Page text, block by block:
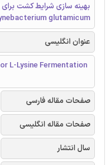
glutamicum
عنوان انگلیسی
L-Lysine Fermentation
صفحات مقاله فارسی
صفحات مقاله انگلیسی
سال انتشار